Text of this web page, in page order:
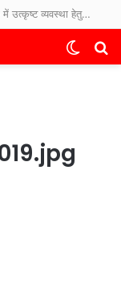
मोतीयारी और चिमरा ग्राम के शिव भक्तों ने अमरकंटक में उत्कृष्ट व्यवस्था हेतु उप मुख्यमंत्री श्री विजय शर्मा का जताया आभार
Switch